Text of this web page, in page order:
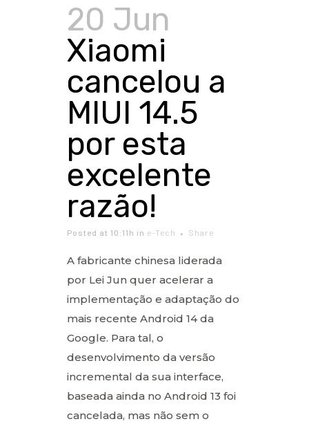
20 Jun
Xiaomi
cancelou a
MIUI 14.5
por esta
excelente
razão!
Posted at 10:11h in e-Tech Share
A fabricante chinesa liderada
por Lei Jun quer acelerar a
implementação e adaptação do
mais recente Android 14 da
Google. Para tal, o
desenvolvimento da versão
incremental da sua interface,
baseada ainda no Android 13 foi
cancelada, mas não sem o